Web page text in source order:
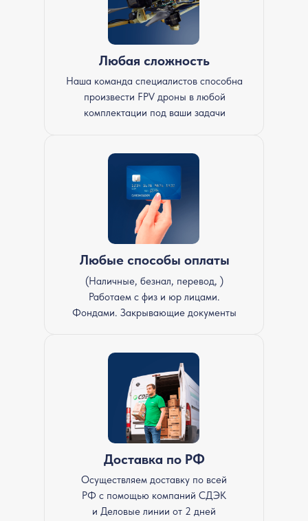
Любая сложность
Наша команда специалистов способна
произвести FPV дроны в любой
комплектации под ваши задачи
Доставка по РФ
Осуществляем доставку по всей
РФ с помощью компаний СДЭК
и Деловые линии от 2 дней
Любые способы оплаты
(Наличные, безнал, перевод, )
Работаем с физ и юр лицами.
Фондами. Закрывающие документы